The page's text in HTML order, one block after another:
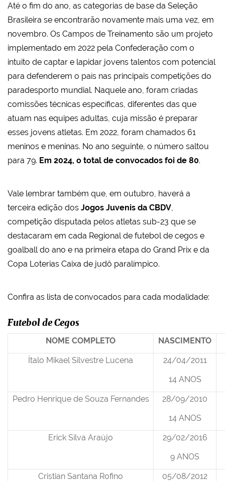
Até o fim do ano, as categorias de base da Seleção
Brasileira se encontrarão novamente mais uma vez, em
novembro. Os Campos de Treinamento são um projeto
implementado em 2022 pela Confederação com o
intuito de captar e lapidar jovens talentos com potencial
para defenderem o país nas principais competições do
paradesporto mundial. Naquele ano, foram criadas
comissões técnicas específicas, diferentes das que
atuam nas equipes adultas, cuja missão é preparar
esses jovens atletas. Em 2022, foram chamados 61
meninos e meninas. No ano seguinte, o número saltou
para 79. Em 2024, o total de convocados foi de 80.
Vale lembrar também que, em outubro, haverá a
terceira edição dos Jogos Juvenis da CBDV
competição disputada pelos atletas sub-23 que se
destacaram em cada Regional de futebol de cegos e
goalball do ano e na primeira etapa do Grand Prix e da
Copa Loterias Caixa de judô paralímpico.
Confira as lista de convocados para cada modalidade:
Futebol de Cegos
NOME COMPLETO NASCIMENTO
Ítalo Mikael Silvestre Lucena
24/04/2011
14 ANOS
Pedro Henrique de Souza Fernandes
28/09/2010
14 ANOS
Erick Silva Araújo
29/02/2016
9 ANOS
Cristian Santana Rofino
05/08/2012